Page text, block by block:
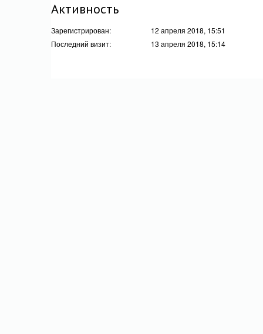
Активность
Зарегистрирован:
12 апреля 2018, 15:51
Последний визит:
13 апреля 2018, 15:14